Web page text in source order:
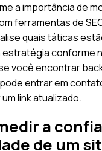
a importância de
ferramentas de
quais táticas
estratégia conforme
você encontrar
entrar em
link atualizado.
a
de um